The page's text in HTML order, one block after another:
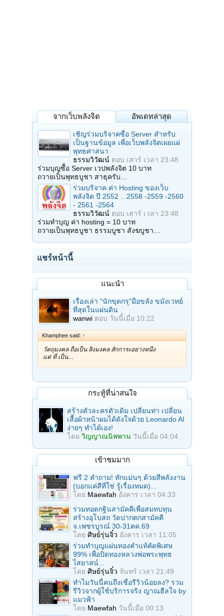
จากเว็บพลังจิต อัพเดทล่าสุด
เชิญร่วมบริจาคซื้อ Server สำหรับ
เป็นฐานข้อมูล เพื่อเว็บพลังจิตเผยแผ่
พุทธศาสนา
ธรรมวิวัฒน์ ตอบ เสาร์ เวลา 23:48
ร่วมบุญซื้อ Server เวปพลังจิต 10 บาท
ถวายเป็นพุทธบูชา สาธุครับ…
ร่วมบริจาค ค่า Hosting ของเว็บ
พลังจิต ปี 2552 ...2558 -2559 -2560
- 2561 -2564
ธรรมวิวัฒน์ ตอบ เสาร์ เวลา 23:48
ร่วมทำบุญ ค่า hosting = 10 บาท
ถวายเป็นพุทธบูชา ธรรมบูชา สังฆบูชา…
แชร์หน้านี้
แนะนำ
เรื่องเล่า "นักขุดกรุ"มือขลัง ขมังเวทย์
ที่สุดในแผ่นดิน
wanwi ตอบ วันนี้เมื่อ 10:22
Khamphee said: ↑
วัตถุมงคล ถือเป็น สิ่งมงคล สักการะอย่างหนึ่ง
แต่ ที่ เป็น…
กระทู้ที่น่าสนใจ
สร้างตัวละครตัวเดิม เปลี่ยนท่า เปลี่ยน
เสื้อผ้าหน้าผมได้ดังใจด้วย Leonardo AI
ง่ายๆ ทำได้เอง!
โดย วิญญาณนิพพาน วันนี้เมื่อ 04:04
เข้าชมมาก
ฟรี 2 คำถาม! ทักแม่นๆ ด้วยสีพลังงาน
(บอกแค่สีที่ใช่ รู้เรื่องหมด)...
โดย Maewfah อังคาร เวลา 04:33
ร่วมทอดกฐินสามัคคีเพื่อสมทบทุน
สร้างอุโบสถ วัดปากตกสามัคคี
จ.เพชรบูรณ์ 30-31ตค.69
โดย ศิษย์รุ่นจิ๋ว อังคาร เวลา 11:05
ร่วมทําบุญแผ่นทองคำแท้คัดพิเศษ
99% เพื่อปิดทองหลวงพ่อพระพุทธ
ไสยาสน์...
โดย ศิษย์รุ่นจิ๋ว จันทร์ เวลา 21:49
ทำไมวันนี้คนถึงเชื่อรีวิวน้อยลง? รวม
รีวิวจากผู้ใช้บริการจริง ญาณฮีลใจ by
แมวฟ้า
โดย Maewfah วันนี้เมื่อ 00:13